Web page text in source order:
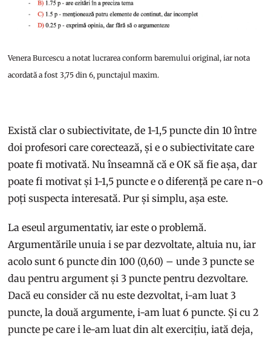
Venera Burcescu a notat lucrarea conform baremului original, iar nota
acordată a fost 3,75 din 6, punctajul maxim.
Există clar o subiectivitate, de 1-1,5 puncte din 10 între
doi profesori care corectează, și e o subiectivitate care
poate fi motivată. Nu înseamnă că e OK să fie așa, dar
poate fi motivat și 1-1,5 puncte e o diferență pe care n-o
poți suspecta interesată. Pur și simplu, așa este.
La eseul argumentativ, iar este o problemă.
Argumentările unuia i se par dezvoltate, altuia nu, iar
acolo sunt 6 puncte din 100 (0,60) – unde 3 puncte se
dau pentru argument și 3 puncte pentru dezvoltare.
Dacă eu consider că nu este dezvoltat, i-am luat 3
puncte, la două argumente, i-am luat 6 puncte. Și cu 2
puncte pe care i le-am luat din alt exercițiu, iată deja,